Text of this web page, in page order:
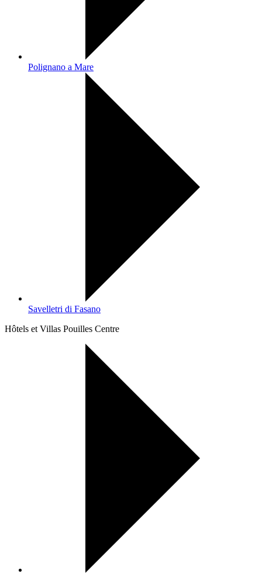
Polignano a Mare
Savelletri di Fasano
Hôtels et Villas Pouilles Centre